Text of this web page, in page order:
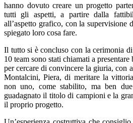
hanno dovuto creare un progetto
tutti gli aspetti, a partire dalla
all’aspetto grafico, con la supervisione
spiegato loro cosa fare.
Il tutto si è concluso con la cerimonia
10 team sono stati chiamati a
per cercare di convincere la giuria, con
Montalcini, Piera, di meritare la
non uno, come stabilito, ma ben
guadagnato il titolo di campioni e la
il proprio progetto.